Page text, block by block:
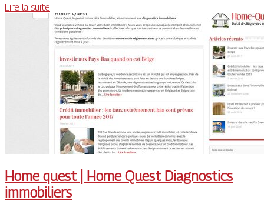
Lire la suite
Home quest | Home Quest Diagnostics
immobiliers